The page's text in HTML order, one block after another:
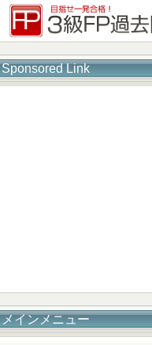
Sponsored Link
メインメニュー